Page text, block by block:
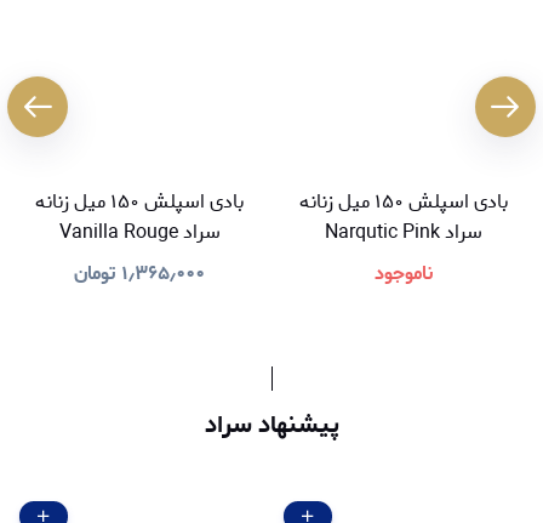
بادی اسپلش ۱۵۰ میل زنانه
سراد Narqutic Pink
ناموجود
بادی اسپلش ۱۵۰ میل زنانه
سراد Vanilla Rouge
۱٫۳۶۵٫۰۰۰ تومان
پیشنهاد سراد